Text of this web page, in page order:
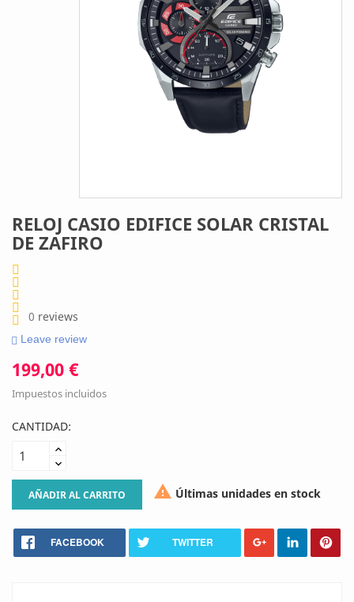
RELOJ CASIO EDIFICE SOLAR CRISTAL
DE ZAFIRO
0 reviews
Leave review
199,00 €
Impuestos incluidos
CANTIDAD:
AÑADIR AL CARRITO  Últimas unidades en stock
FACEBOOK TWITTER